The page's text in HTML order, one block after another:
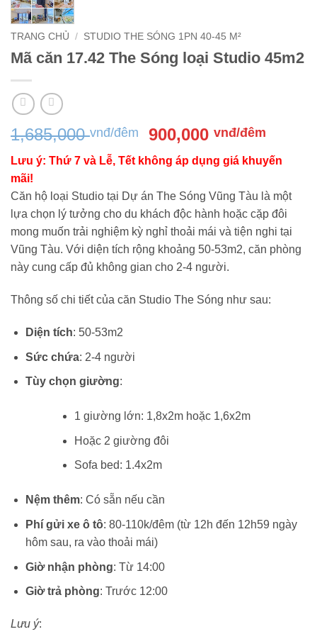
TRANG CHỦ / STUDIO THE SÓNG 1PN 40-45 M²
Mã căn 17.42 The Sóng loại Studio 45m2
1,685,000vnđ/đêm
Giá
gốc
là:
đêm.
900,000vnđ/đêm
hiện
tại
đêm.
Lưu ý: Thứ 7 và Lễ, Tết không áp dụng giá khuyến
mãi!
Căn hộ loại Studio tại Dự án The Sóng Vũng Tàu là một
lựa chọn lý tưởng cho du khách độc hành hoặc cặp đôi
mong muốn trải nghiệm kỳ nghỉ thoải mái và tiện nghi tại
Vũng Tàu. Với diện tích rộng khoảng 50-53m2, căn phòng
này cung cấp đủ không gian cho 2-4 người.
Thông số chi tiết của căn Studio The Sóng như sau:
Diện tích: 50-53m2
Sức chứa: 2-4 người
Tùy chọn giường:
1 giường lớn: 1,8x2m hoặc 1,6x2m
Hoặc 2 giường đôi
Sofa bed: 1.4x2m
Nệm thêm: Có sẵn nếu cần
Phí gửi xe ô tô: 80-110k/đêm (từ 12h đến 12h59 ngày
hôm sau, ra vào thoải mái)
Giờ nhận phòng: Từ 14:00
Giờ trả phòng: Trước 12:00
Lưu ý: